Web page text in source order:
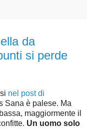
da
si perde
nel post di
Sana è palese. Ma
maggiormente il
Un uomo solo